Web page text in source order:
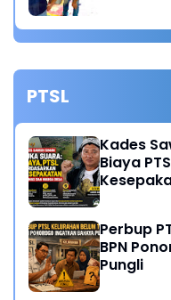
PTSL
Kades
Biaya
Perbup
BPN
Pungli